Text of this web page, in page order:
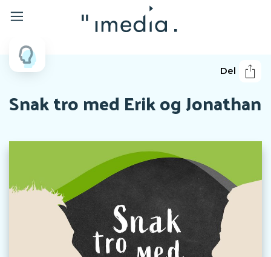
Del
Snak tro med Erik og Jonathan